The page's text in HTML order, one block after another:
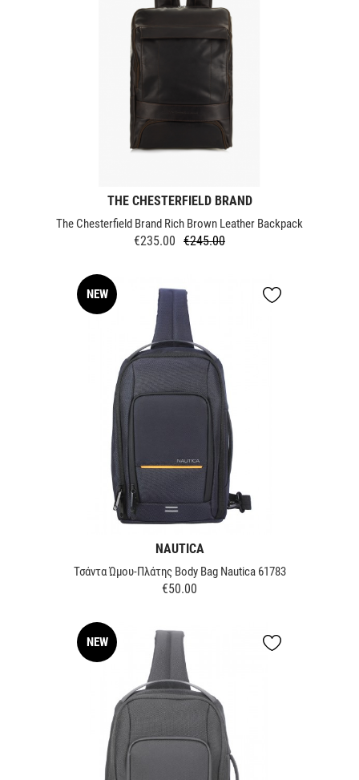
THE CHESTERFIELD BRAND
The Chesterfield Brand Rich Brown Leather Backpack
Regular
€245.00
Price
€235.00
NEW
NAUTICA
Τσάντα Ώμου-Πλάτης Body Bag Nautica 61783
Price
€50.00
NEW